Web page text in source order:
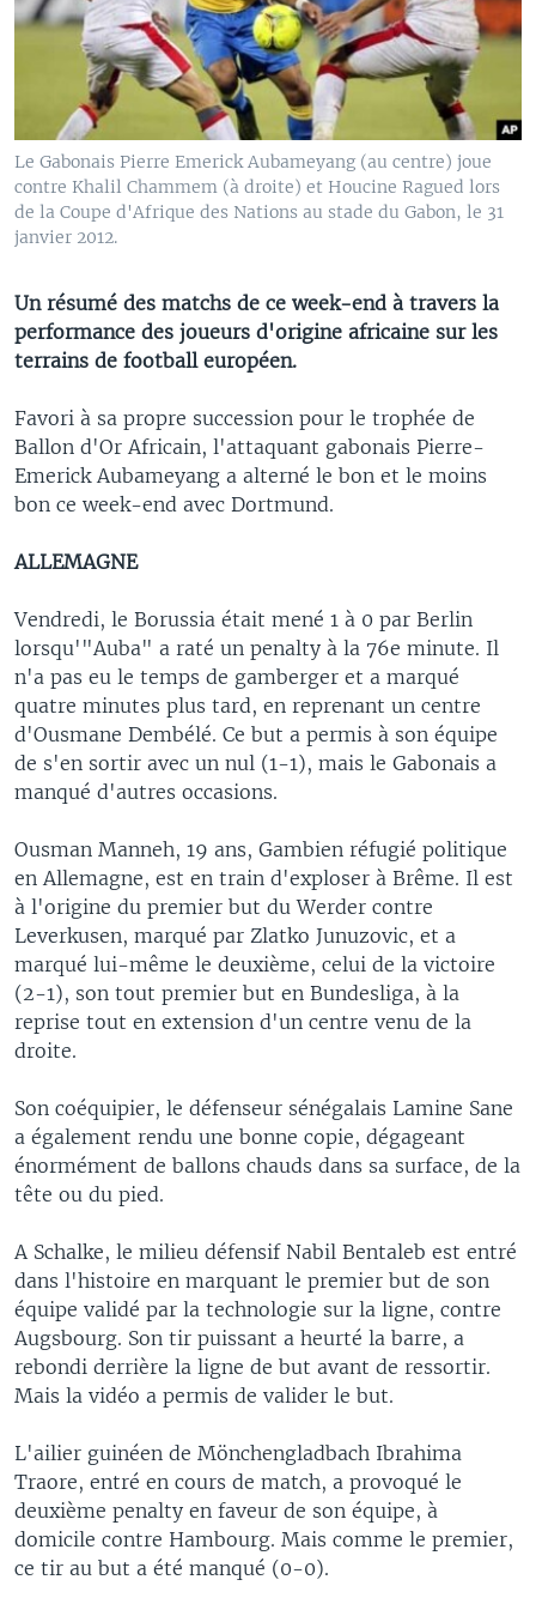
Le Gabonais Pierre Emerick Aubameyang (au centre) joue
contre Khalil Chammem (à droite) et Houcine Ragued lors
de la Coupe d'Afrique des Nations au stade du Gabon, le 31
janvier 2012.
Un résumé des matchs de ce week-end à travers la
performance des joueurs d'origine africaine sur les
terrains de football européen.
Favori à sa propre succession pour le trophée de
Ballon d'Or Africain, l'attaquant gabonais Pierre-
Emerick Aubameyang a alterné le bon et le moins
bon ce week-end avec Dortmund.
ALLEMAGNE
Vendredi, le Borussia était mené 1 à 0 par Berlin
lorsqu'"Auba" a raté un penalty à la 76e minute. Il
n'a pas eu le temps de gamberger et a marqué
quatre minutes plus tard, en reprenant un centre
d'Ousmane Dembélé. Ce but a permis à son équipe
de s'en sortir avec un nul (1-1), mais le Gabonais a
manqué d'autres occasions.
Ousman Manneh, 19 ans, Gambien réfugié politique
en Allemagne, est en train d'exploser à Brême. Il est
à l'origine du premier but du Werder contre
Leverkusen, marqué par Zlatko Junuzovic, et a
marqué lui-même le deuxième, celui de la victoire
(2-1), son tout premier but en Bundesliga, à la
reprise tout en extension d'un centre venu de la
droite.
Son coéquipier, le défenseur sénégalais Lamine Sane
a également rendu une bonne copie, dégageant
énormément de ballons chauds dans sa surface, de la
tête ou du pied.
A Schalke, le milieu défensif Nabil Bentaleb est entré
dans l'histoire en marquant le premier but de son
équipe validé par la technologie sur la ligne, contre
Augsbourg. Son tir puissant a heurté la barre, a
rebondi derrière la ligne de but avant de ressortir.
Mais la vidéo a permis de valider le but.
L'ailier guinéen de Mönchengladbach Ibrahima
Traore, entré en cours de match, a provoqué le
deuxième penalty en faveur de son équipe, à
domicile contre Hambourg. Mais comme le premier,
ce tir au but a été manqué (0-0).